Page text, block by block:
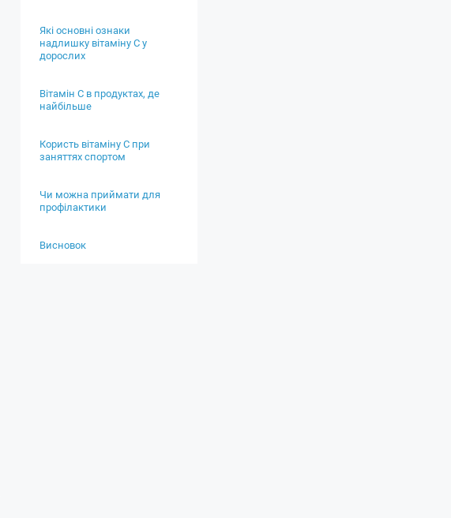
Які основні ознаки
надлишку вітаміну С у
дорослих
Вітамін С в продуктах, де
найбільше
Користь вітаміну С при
заняттях спортом
Чи можна приймати для
профілактики
Висновок